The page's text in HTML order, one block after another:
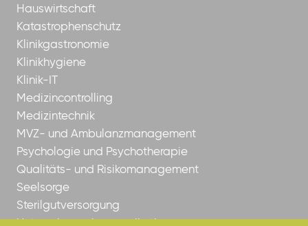
Hauswirtschaft
Katastrophenschutz
Klinikgastronomie
Klinikhygiene
Klinik-IT
Medizincontrolling
Medizintechnik
MVZ- und Ambulanzmanagement
Psychologie und Psychotherapie
Qualitäts- und Risikomanagement
Seelsorge
Sterilgutversorgung